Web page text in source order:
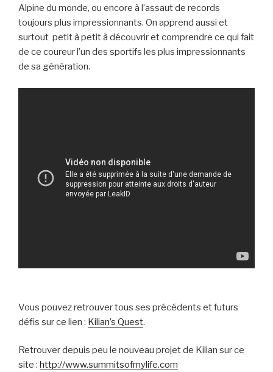
Alpine du monde, ou encore à l’assaut de records
toujours plus impressionnants. On apprend aussi et
surtout petit à petit à découvrir et comprendre ce qui fait
de ce coureur l’un des sportifs les plus impressionnants
de sa génération.
Vous pouvez retrouver tous ses précédents et futurs
défis sur ce lien : Kilian’s Quest.
Retrouver depuis peu le nouveau projet de Kilian sur ce
site : http://www.summitsofmylife.com